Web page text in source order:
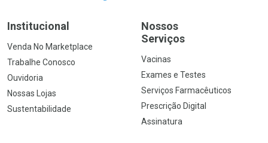
Institucional
Venda No Marketplace
Trabalhe Conosco
Ouvidoria
Nossas Lojas
Sustentabilidade
Nossos
Serviços
Vacinas
Exames e Testes
Serviços Farmacêuticos
Prescrição Digital
Assinatura